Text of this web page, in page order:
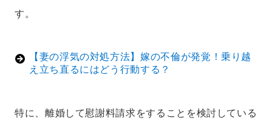
す。
【妻の浮気の対処方法】嫁の不倫が発覚！乗り越
え立ち直るにはどう行動する？
特に、離婚して慰謝料請求をすることを検討している